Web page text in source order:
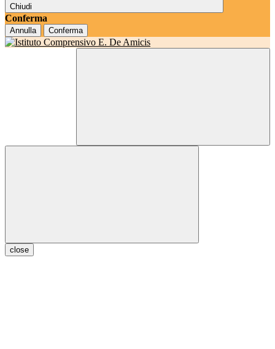
Chiudi
Conferma
Annulla Conferma
close